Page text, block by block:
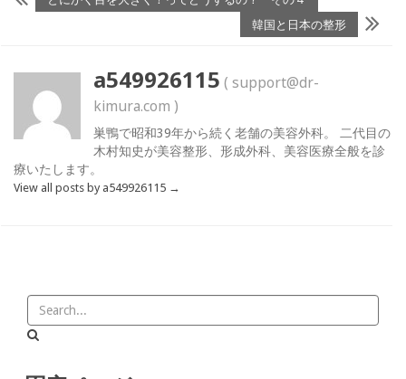
韓国と日本の整形
a549926115 ( support@dr-
kimura.com )
巣鴨で昭和39年から続く老舗の美容外科。 二代目の
木村知史が美容整形、形成外科、美容医療全般を診
療いたします。
View all posts by a549926115 →